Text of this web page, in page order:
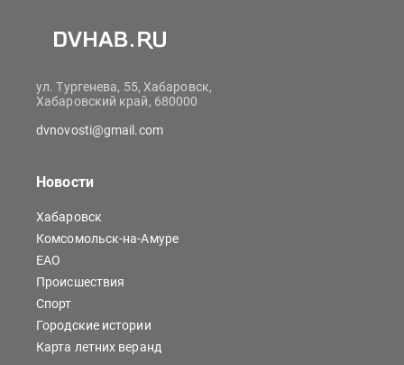
ул. Тургенева, 55, Хабаровск,
Хабаровский край, 680000
dvnovosti@gmail.com
Новости
Хабаровск
Комсомольск-на-Амуре
ЕАО
Происшествия
Спорт
Городские истории
Карта летних веранд